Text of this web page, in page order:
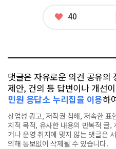
좋
40
댓글은 자유로운 의견 공유의
제안, 건의 등 답변이나 개선
민원 응답소 누리집을 이용하
상업성 광고, 저작권 침해, 저속한 표
치적 목적, 유사한 내용의 반복적 글,
거나 운영 취지에 맞지 않는 댓글은
의해 통보없이 삭제될 수 있습니다.